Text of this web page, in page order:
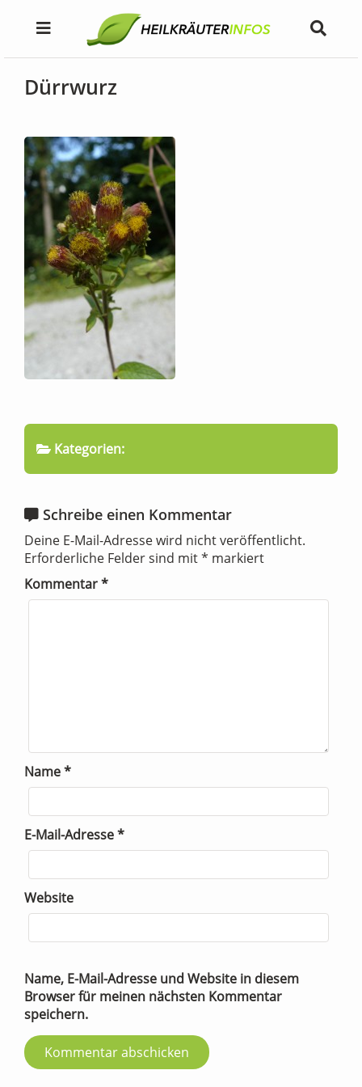
Dürrwurz
Kategorien:
Schreibe einen Kommentar
Deine E-Mail-Adresse wird nicht veröffentlicht.
Erforderliche Felder sind mit* markiert
Kommentar*
Name*
E-Mail-Adresse*
Website
Name, E-Mail-Adresse und Website in diesem
Browser für meinen nächsten Kommentar
speichern.